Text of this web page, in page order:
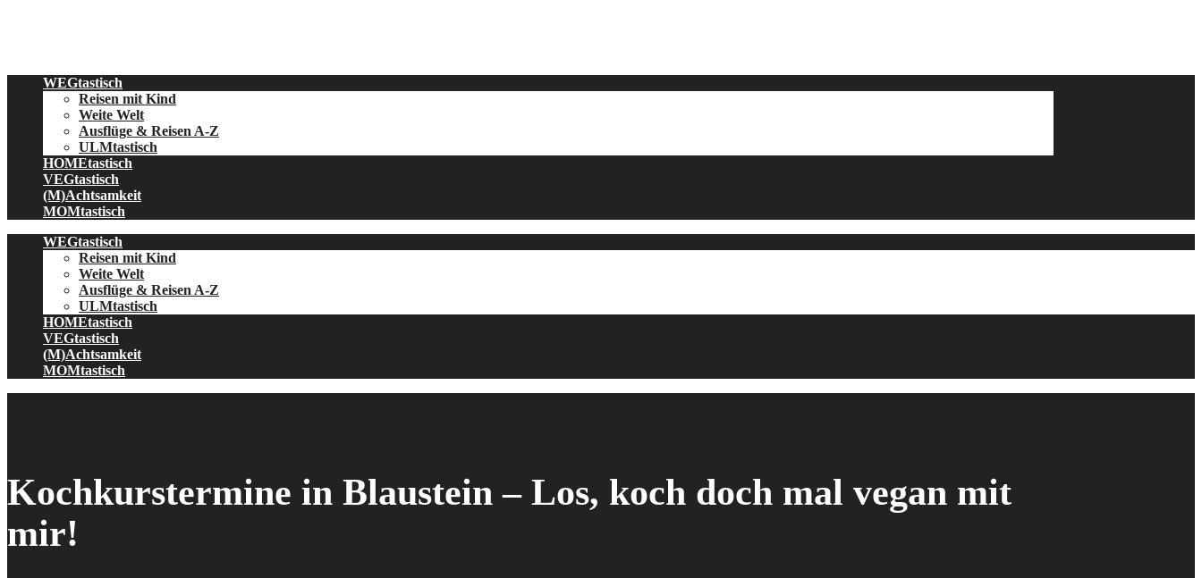
WEGtastisch
Reisen mit Kind
Weite Welt
Ausflüge & Reisen A-Z
ULMtastisch
HOMEtastisch
VEGtastisch
(M)Achtsamkeit
MOMtastisch
WEGtastisch
Reisen mit Kind
Weite Welt
Ausflüge & Reisen A-Z
ULMtastisch
HOMEtastisch
VEGtastisch
(M)Achtsamkeit
MOMtastisch
Kochkurstermine in Blaustein – Los, koch doch mal vegan mit
mir!